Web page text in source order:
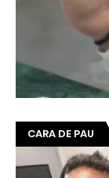
CARA DE PAU